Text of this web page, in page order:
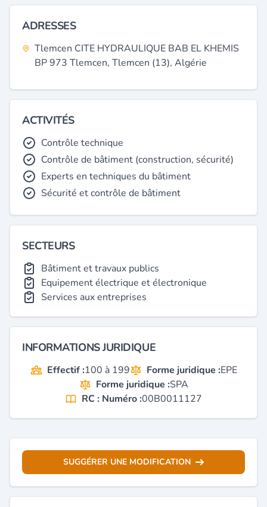
ADRESSES
Tlemcen CITE HYDRAULIQUE BAB EL KHEMIS
BP 973 Tlemcen, Tlemcen (13), Algérie
ACTIVITÉS
Contrôle technique
Contrôle de bâtiment (construction, sécurité)
Experts en techniques du bâtiment
Sécurité et contrôle de bâtiment
SECTEURS
Bâtiment et travaux publics
Equipement électrique et électronique
Services aux entreprises
INFORMATIONS JURIDIQUE
Effectif :100 à 199 Forme juridique :EPE
Forme juridique :SPA
RC : Numéro :00B0011127
SUGGÉRER UNE MODIFICATION